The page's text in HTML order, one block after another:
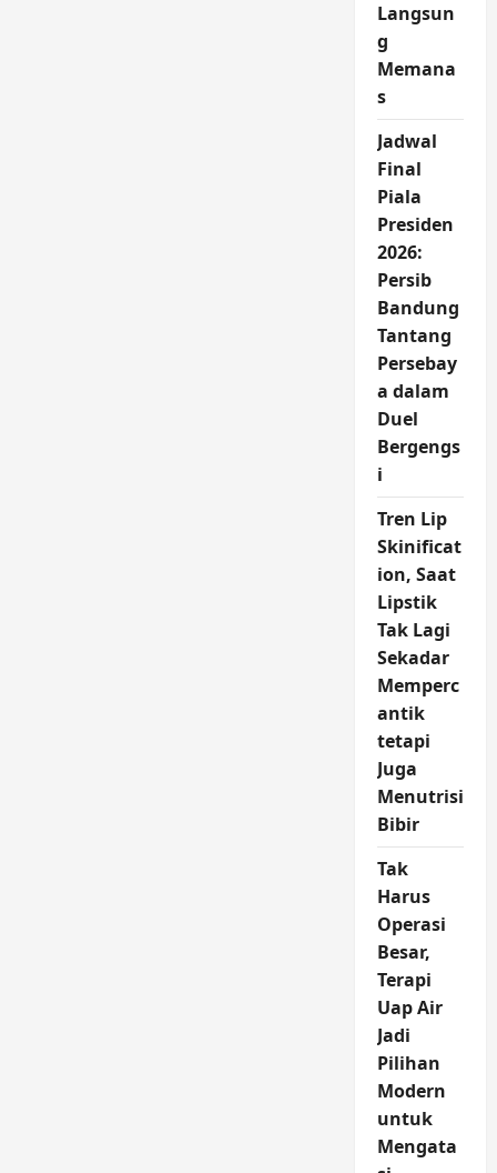
Langsun
g
Memana
s
Jadwal
Final
Piala
Presiden
2026:
Persib
Bandung
Tantang
Persebay
a dalam
Duel
Bergengs
i
Tren Lip
Skinificat
ion, Saat
Lipstik
Tak Lagi
Sekadar
Memperc
antik
tetapi
Juga
Menutrisi
Bibir
Tak
Harus
Operasi
Besar,
Terapi
Uap Air
Jadi
Pilihan
Modern
untuk
Mengata